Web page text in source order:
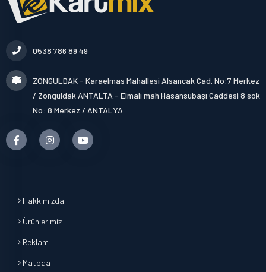
0538 786 89 49
ZONGULDAK - Karaelmas Mahallesi Alsancak Cad. No:7 Merkez
/ Zonguldak ANTALTA - Elmalı mah Hasansubaşı Caddesi 8 sok
No: 8 Merkez / ANTALYA
Hakkımızda
Ürünlerimiz
Reklam
Matbaa